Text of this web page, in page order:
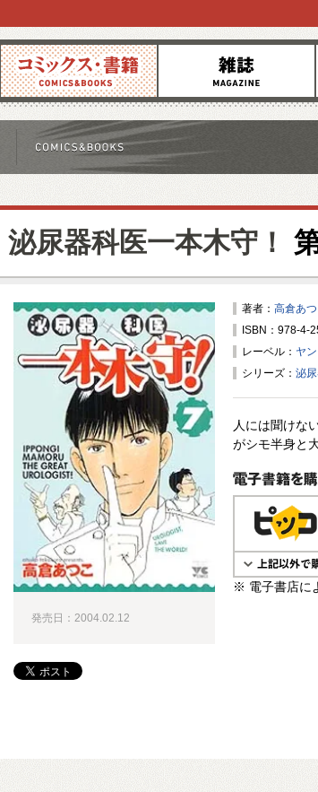
コミックス 雑誌
泌尿器科医一本木守！
著者： 高倉あつ
ISBN：978-4-
レーベル： ヤ
シリーズ： 泌
人には聞けな
がシモ半身と
電子書籍で購入
※ 電子書店に
発売日：2004.02.12